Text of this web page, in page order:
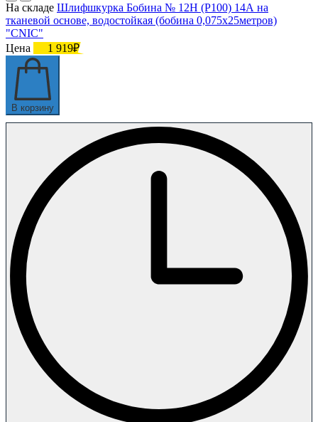
На складе Шлифшкурка Бобина № 12Н (P100) 14А на
тканевой основе, водостойкая (бобина 0,075х25метров)
"CNIC"
Цена
1 919₽
В корзину